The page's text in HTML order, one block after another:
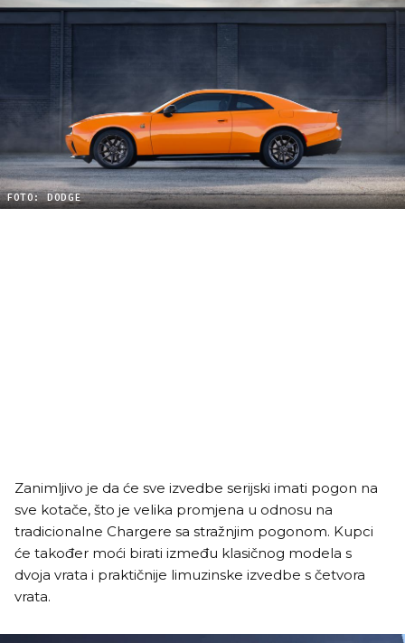
FOTO: DODGE
Zanimljivo je da će sve izvedbe serijski imati pogon na
sve kotače, što je velika promjena u odnosu na
tradicionalne Chargere sa stražnjim pogonom. Kupci
će također moći birati između klasičnog modela s
dvoja vrata i praktičnije limuzinske izvedbe s četvora
vrata.